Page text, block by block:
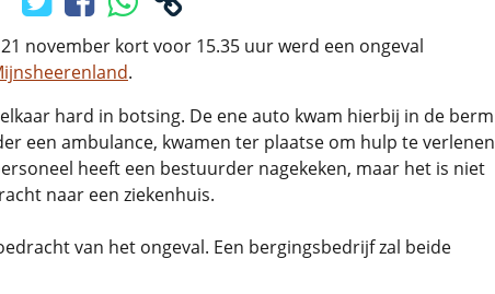
21 november kort voor 15.35 uur werd een ongeval
.
hard in botsing. De ene auto kwam hierbij in de berm
een ambulance, kwamen ter plaatse om hulp te verlenen
heeft een bestuurder nagekeken, maar het is niet
naar een ziekenhuis.
van het ongeval. Een bergingsbedrijf zal beide